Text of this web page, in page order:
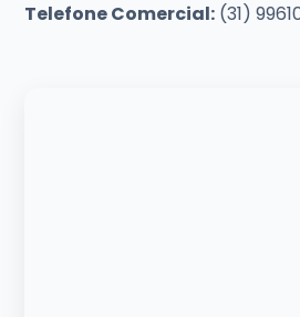
Telefone Comercial: (31)